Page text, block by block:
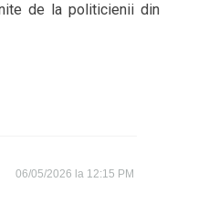
de la politicienii din
06/05/2026 la 12:15 PM